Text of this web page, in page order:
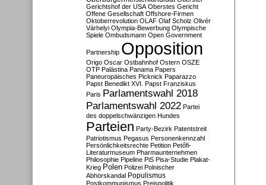
Gerichtshof der USA Oberstes Gericht
Offene Gesellschaft Offshore-Firmen
Oktoberrevolution OLAF Olaf Scholz Olivér
Várhelyi Olympia-Bewerbung Olympische
Spiele Ombudsmann Open Government
Partnership Opposition
Origo Oscar Ostbahnhof Ostern OSZE
OTP Palästina Panama Papers
Paneuropäisches Picknick Paparazzo
Papst Benedikt XVI. Papst Franziskus
Paris Parlamentswahl 2018
Parlamentswahl 2022 Partei
des doppelschwänzigen Hundes
Parteien Party-Bezirk Patentstreit
Patriotismus Pegasus Personenkennzahl
Persönlichkeitsrechte Petition Petőfi-
Literaturmuseum Pharmaunternehmen
Philosophie Pipeline PiS Pisa-Studie Plakat-
Krieg Polen Polizei Polnischer
Abhörskandal Populismus
Postkommunismus Preispolitik